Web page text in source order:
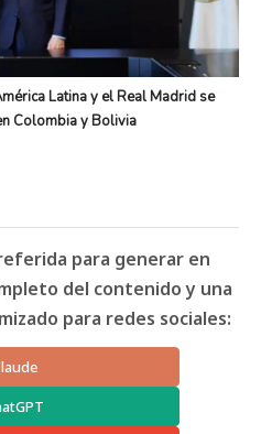
Latina y el Real Madrid se
Colombia y Bolivia
para generar en
del contenido y una
para redes sociales: